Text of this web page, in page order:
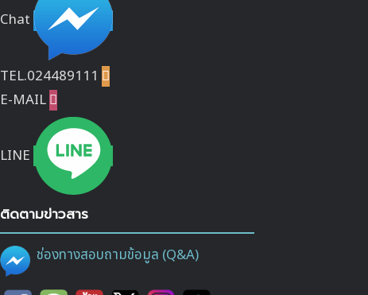
Chat
TEL.024489111 
E-MAIL
LINE
ติดตามข่าวสาร
ช่องทางสอบถามข้อมูล (Q&A)